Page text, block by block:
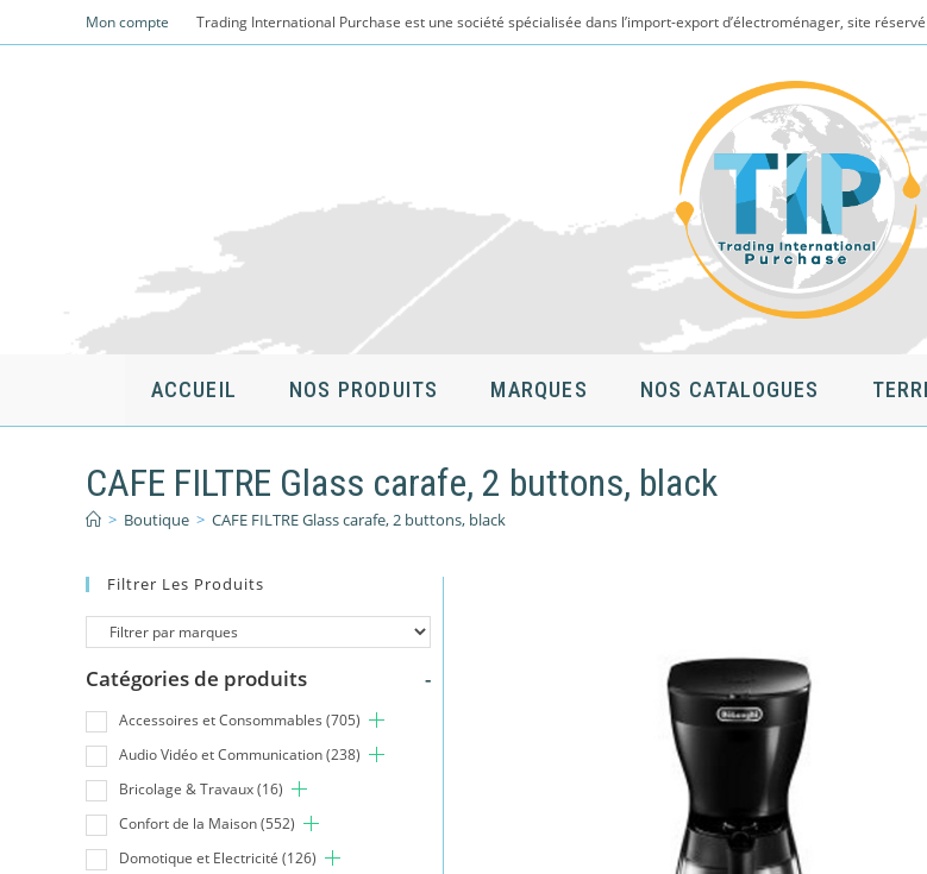
to
Mon compte Trading International Purchase est une société spécialisée dans l’import-export d’électroménager, site
ACCUEIL NOS PRODUITS MARQUES NOS CATALOGUES
CAFE FILTRE Glass carafe, 2 buttons, black
> Boutique > CAFE FILTRE Glass carafe, 2 buttons, black
Filtrer Les Produits
Catégories de produits -
Accessoires et Consommables (705)
Audio Vidéo et Communication(238)
Bricolage & Travaux(16)
Confort de la Maison(552)
Domotique et Electricité (126)